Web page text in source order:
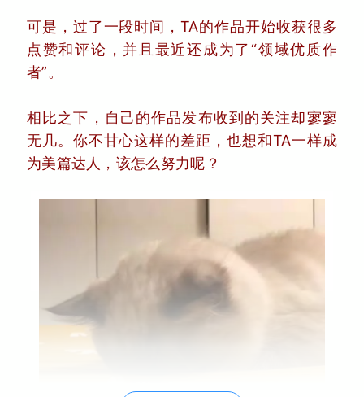
可是，过了一段时间，TA的作品开始收获很多
点赞和评论，并且最近还成为了“领域优质作
者”。
相比之下，自己的作品发布收到的关注却寥寥
无几。你不甘心这样的差距，也想和TA一样成
为美篇达人，该怎么努力呢？